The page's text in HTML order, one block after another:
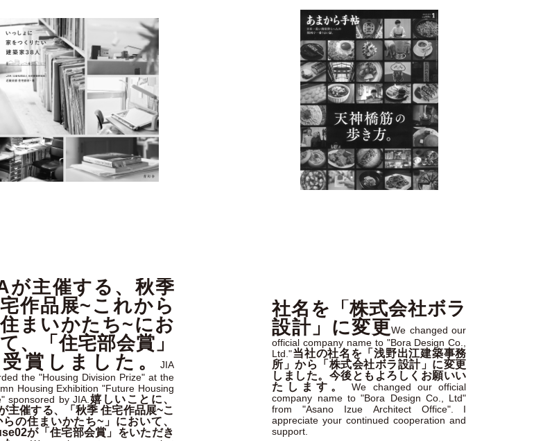
が主催する、秋季
作品展~これから
まいかたち~にお
、「住宅部会賞」
賞しました。
JIA
the "Housing Division Prize" at the
Housing Exhibition "Future Housing
sponsored by JIA. 嬉しいことに、
主催する、「秋季 住宅作品展~こ
らの住まいかたち~」において、
が「住宅部会賞」をいただき
社名を「株式会社ボラ
設計」に変更We changed our
official company name to "Bora Design Co.,
Ltd."当社の社名を「浅野出江建築事務
所」から「株式会社ボラ設計」に変更
しました。今後ともよろしくお願いい
たします。
We changed our official
company name to "Bora Design Co., Ltd"
from "Asano Izue Architect Office". I
appreciate your continued cooperation and
support.